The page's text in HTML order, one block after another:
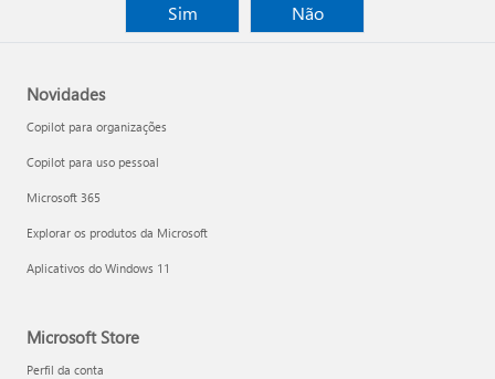
Sim
Não
Novidades
Copilot para organizações
Copilot para uso pessoal
Microsoft 365
Explorar os produtos da Microsoft
Aplicativos do Windows 11
Microsoft Store
Perfil da conta